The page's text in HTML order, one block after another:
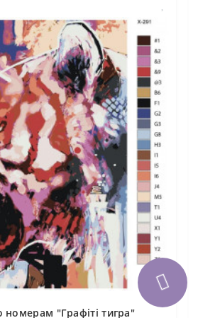
номерам "Графіті тигра"